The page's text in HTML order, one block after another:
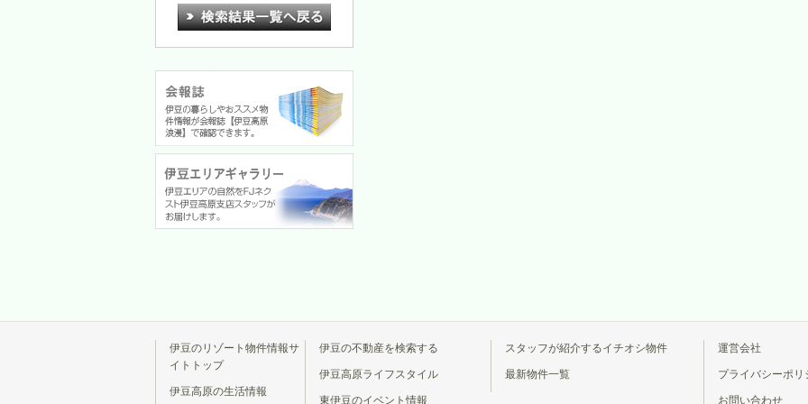
伊豆のリゾート物件情報サ
イトトップ
伊豆高原の生活情報
伊豆の不動産を検索する
伊豆高原ライフスタイル
東伊豆のイベント情報
スタッフが紹介するイチオシ物件
最新物件一覧
運営会社
プライバシーポリ
お問い合わせ